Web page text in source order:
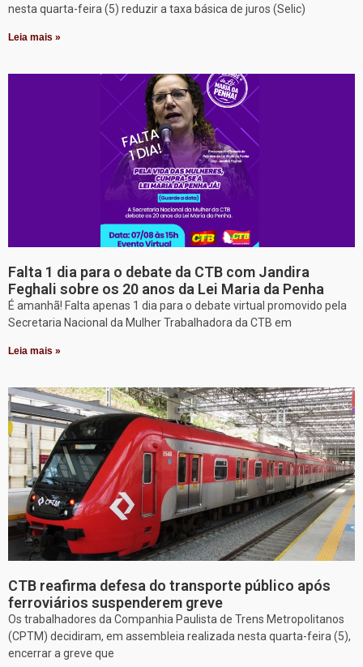
nesta quarta-feira (5) reduzir a taxa básica de juros (Selic)
Leia mais »
Falta 1 dia para o debate da CTB com Jandira
Feghali sobre os 20 anos da Lei Maria da Penha
É amanhã! Falta apenas 1 dia para o debate virtual promovido pela
Secretaria Nacional da Mulher Trabalhadora da CTB em
Leia mais »
CTB reafirma defesa do transporte público após
ferroviários suspenderem greve
Os trabalhadores da Companhia Paulista de Trens Metropolitanos
(CPTM) decidiram, em assembleia realizada nesta quarta-feira (5),
encerrar a greve que